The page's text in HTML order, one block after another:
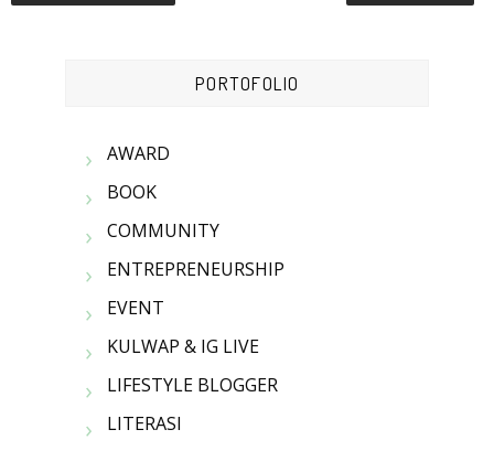
PORTOFOLIO
AWARD
BOOK
COMMUNITY
ENTREPRENEURSHIP
EVENT
KULWAP & IG LIVE
LIFESTYLE BLOGGER
LITERASI